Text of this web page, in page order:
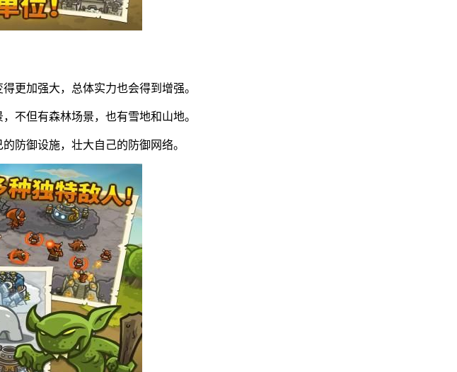
更加强大，总体实力也会得到增强。
不但有森林场景，也有雪地和山地。
防御设施，壮大自己的防御网络。